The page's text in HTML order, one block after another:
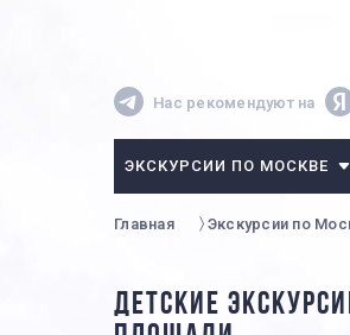
Нас рекомендуют на
ЭКСКУРСИИ ПО МОСКВЕ
Главная Экскурсии по
ДЕТСКИЕ